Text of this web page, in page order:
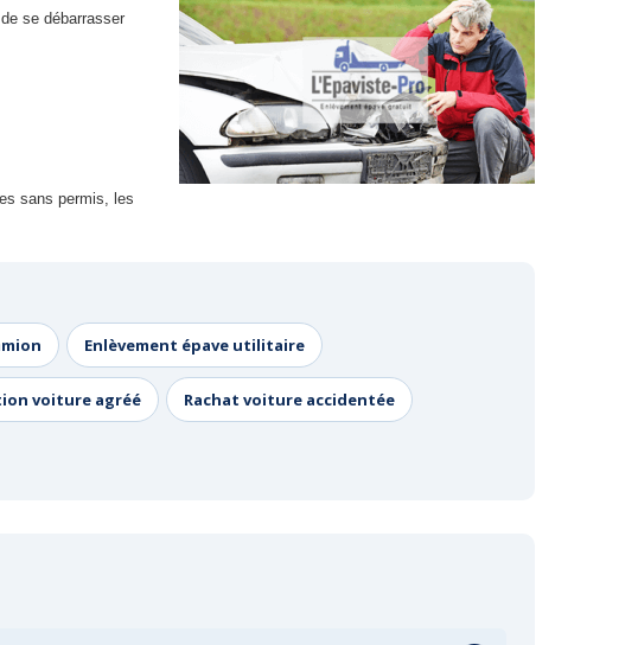
se débarrasser
sans permis, les
Enlèvement épave utilitaire
voiture agréé Rachat voiture accidentée